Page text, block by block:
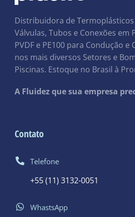
Distribuidora de
Válvulas, Tubos e Conexões em
PVDF e PE100 para Condução
nos mais diversos Setores e
Piscinas. Estoque no Brasil à
A Fluidez que sua empresa
Contato
Telefone
+55 (11) 3132-0051
WhastsApp